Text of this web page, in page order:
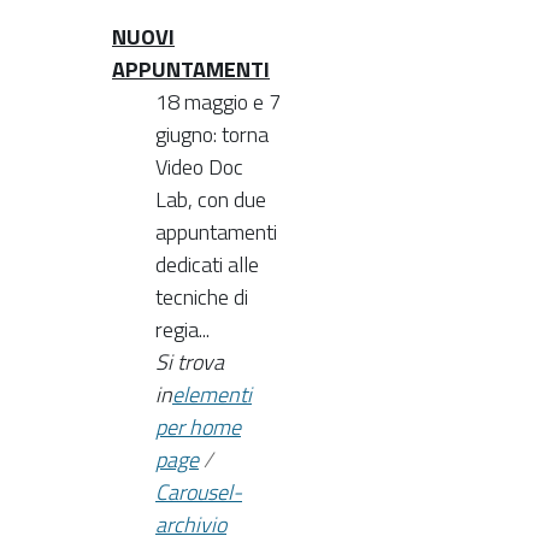
NUOVI
APPUNTAMENTI
18 maggio e 7
giugno: torna
Video Doc
Lab, con due
appuntamenti
dedicati alle
tecniche di
regia...
Si trova
inelementi
per home
page/
Carousel-
archivio